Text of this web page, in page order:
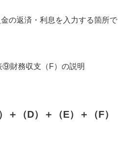
の返済・利息を入力する箇所で
（D）＋（E）＋（F）